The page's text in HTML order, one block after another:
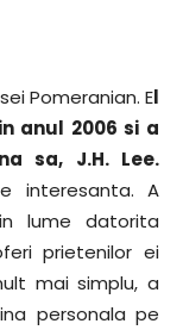
Pomeranian. El
anul 2006 si a
sa, J.H. Lee.
interesanta. A
lume datorita
prietenilor ei
mai simplu, a
personala pe